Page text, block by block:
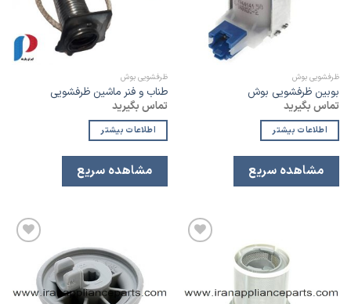
ظرفشویی بوش
بوبین ظرفشویی بوش
تماس بگیرید
اطلاعات بیشتر
مشاهده سریع
ظرفشویی بوش
طناب و فنر ماشین ظرفشویی
تماس بگیرید
اطلاعات بیشتر
مشاهده سریع
مندی
لیست
علاقه
مندی